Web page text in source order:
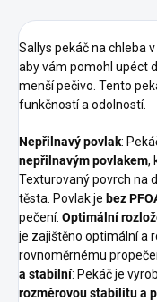
Sallys pekáč na chleba
aby vám pomohl upéct
menší pečivo. Tento
funkčností a odolností.
Nepřilnavý povlak:
nepřilnavým povlakem,
Texturovaný povrch na
těsta. Povlak je bez
pečení. Optimální
je zajištěno optimální a
rovnoměrnému
a stabilní: Pekáč je
rozměrovou stabilitu a